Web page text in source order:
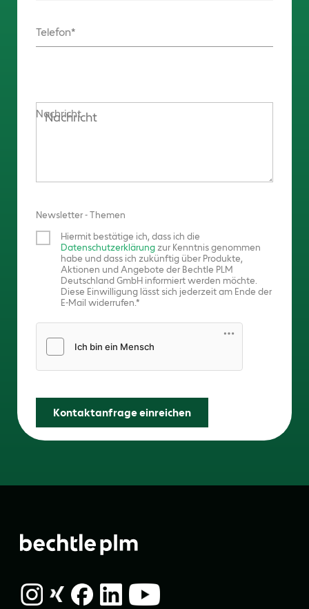
Telefon
Nachricht
Newsletter - Themen
Hiermit bestätige ich, dass ich die
Datenschutzerklärungzur Kenntnis genommen
habe und dass ich zukünftig über Produkte,
Aktionen und Angebote der Bechtle PLM
Deutschland GmbH informiert werden möchte.
Diese Einwilligung lässt sich jederzeit am Ende der
E-Mail widerrufen.
Kontaktanfrage einreichen